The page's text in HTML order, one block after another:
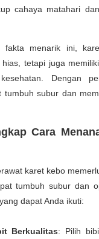
cahaya matahari
fakta menarik ini,
tetapi juga
Dengan
tumbuh subur dan
Cara
karet kebo
tumbuh subur dan
dapat Anda ikuti:
Berkualitas: Pilih